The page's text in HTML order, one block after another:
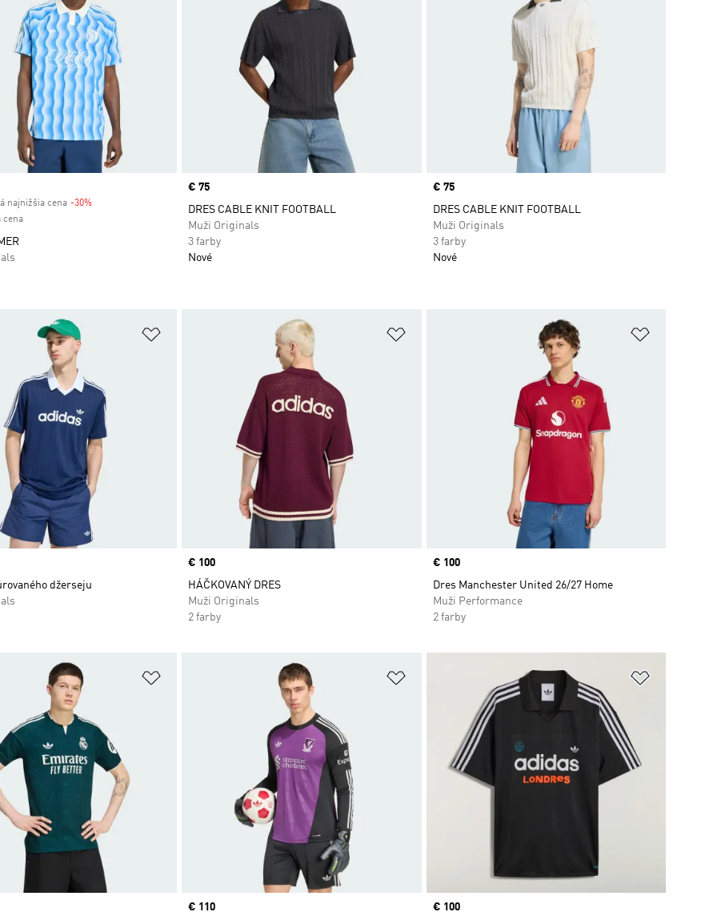
najnižšia cena -30%Discount
cena
Price
€ 75
DRES CABLE KNIT FOOTBALL
Muži Originals
3 farby
Nové
Price
€ 75
DRES CABLE KNIT FOOTBALL
Muži Originals
3 farby
Nové
želaných položiek Pridať do zoznamu želaných položiek
džerseju
Pridať do zoznamu želaných položiek
Price
€ 100
HÁČKOVANÝ DRES
Muži Originals
2 farby
Price
€ 100
Dres Manchester United 26/27 Home
Muži Performance
2 farby
želaných položiek Pridať do zoznamu želaných položiek Pridať do zoznamu želaných položiek
Price
€ 110
Price
€ 100